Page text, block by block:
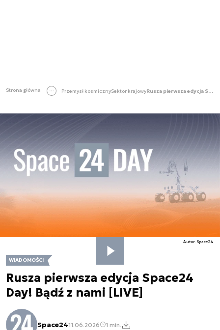
Strona główna Przemysł kosmicznySektor krajowy Rusza pierwsza edycja Space24 Day! Bądź z nami [LIVE]
WIADOMOŚCI
Rusza pierwsza edycja Space24
Day! Bądź z nami [LIVE]
Space2411.06.2026 1 min.
Autor. Space24